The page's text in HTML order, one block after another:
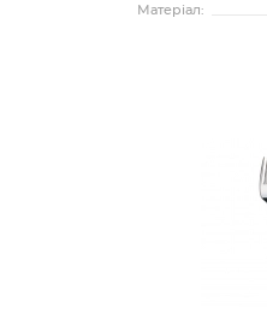
Матеріал: